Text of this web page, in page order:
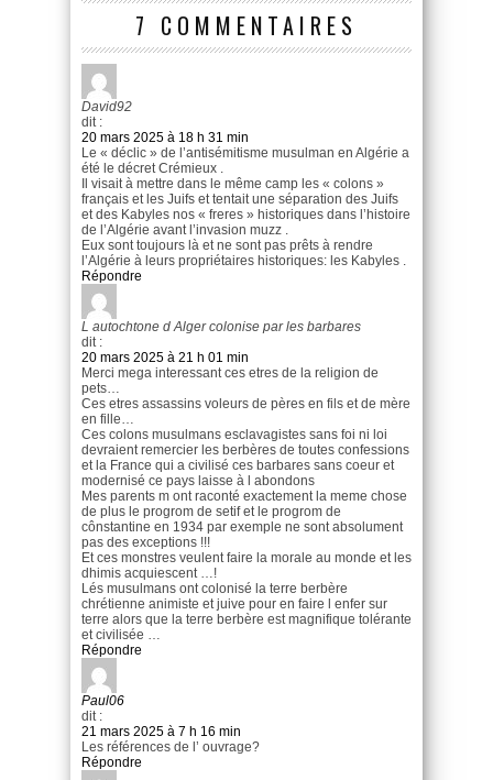
7 COMMENTAIRES
David92
dit :
20 mars 2025 à 18 h 31 min
Le « déclic » de l’antisémitisme musulman en Algérie a
été le décret Crémieux .
Il visait à mettre dans le même camp les « colons »
français et les Juifs et tentait une séparation des Juifs
et des Kabyles nos « freres » historiques dans l’histoire
de l’Algérie avant l’invasion muzz .
Eux sont toujours là et ne sont pas prêts à rendre
l’Algérie à leurs propriétaires historiques: les Kabyles .
Répondre
L autochtone d Alger colonise par les barbares
dit :
20 mars 2025 à 21 h 01 min
Merci mega interessant ces etres de la religion de
pets…
Ces etres assassins voleurs de pères en fils et de mère
en fille…
Ces colons musulmans esclavagistes sans foi ni loi
devraient remercier les berbères de toutes confessions
et la France qui a civilisé ces barbares sans coeur et
modernisé ce pays laisse à l abondons
Mes parents m ont raconté exactement la meme chose
de plus le progrom de setif et le progrom de
cônstantine en 1934 par exemple ne sont absolument
pas des exceptions !!!
Et ces monstres veulent faire la morale au monde et les
dhimis acquiescent …!
Lés musulmans ont colonisé la terre berbère
chrétienne animiste et juive pour en faire l enfer sur
terre alors que la terre berbère est magnifique tolérante
et civilisée …
Répondre
Paul06
dit :
21 mars 2025 à 7 h 16 min
Les références de l’ ouvrage?
Répondre